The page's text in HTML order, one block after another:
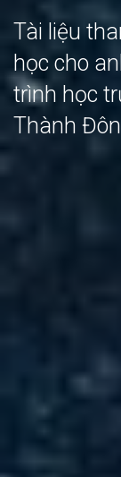
Tài liệu
học cho
trình học
Thành